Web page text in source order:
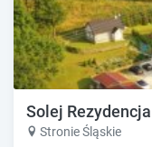
Solej Rezydencja
Stronie Śląskie